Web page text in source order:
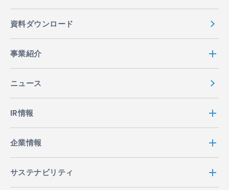
資料ダウンロード
事業紹介
ニュース
IR情報
企業情報
サステナビリティ